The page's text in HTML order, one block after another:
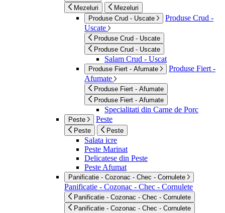
Mezeluri
Mezeluri
Produse Crud - Uscate
Produse Crud -
Uscate
Produse Crud - Uscate
Produse Crud - Uscate
Salam Crud - Uscat
Produse Fiert - Afumate
Produse Fiert -
Afumate
Produse Fiert - Afumate
Produse Fiert - Afumate
Specialitati din Carne de Porc
Peste Peste
Peste Peste
Salata icre
Peste Marinat
Delicatese din Peste
Peste Afumat
Panificatie - Cozonac - Chec - Cornulete
Panificatie - Cozonac - Chec - Cornulete
Panificatie - Cozonac - Chec - Cornulete
Panificatie - Cozonac - Chec - Cornulete